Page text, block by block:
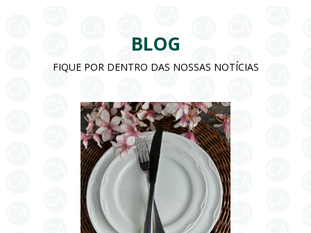
BLOG
FIQUE POR DENTRO DAS NOSSAS NOTÍCIAS